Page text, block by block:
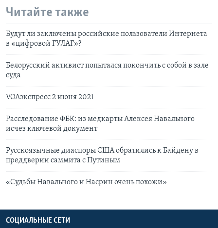
Читайте также
Будут ли заключены российские пользователи Интернета
в «цифровой ГУЛАГ»?
Белорусский активист попытался покончить с собой в зале
суда
VOAэкспресс 2 июня 2021
Расследование ФБК: из медкарты Алексея Навального
исчез ключевой документ
Русскоязычные диаспоры США обратились к Байдену в
преддверии саммита с Путиным
«Судьбы Навального и Насрин очень похожи»
СОЦИАЛЬНЫЕ СЕТИ